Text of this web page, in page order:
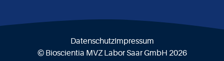
DatenschutzImpressum
© Bioscientia MVZ Labor Saar GmbH 2026